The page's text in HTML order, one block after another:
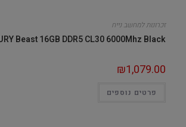
זכרונות למחשב נייח
Beast 16GB DDR5 CL30 6000Mhz Black
₪1,079.00
פרטים נוספים